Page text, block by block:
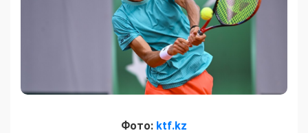
Фото: ktf.kz